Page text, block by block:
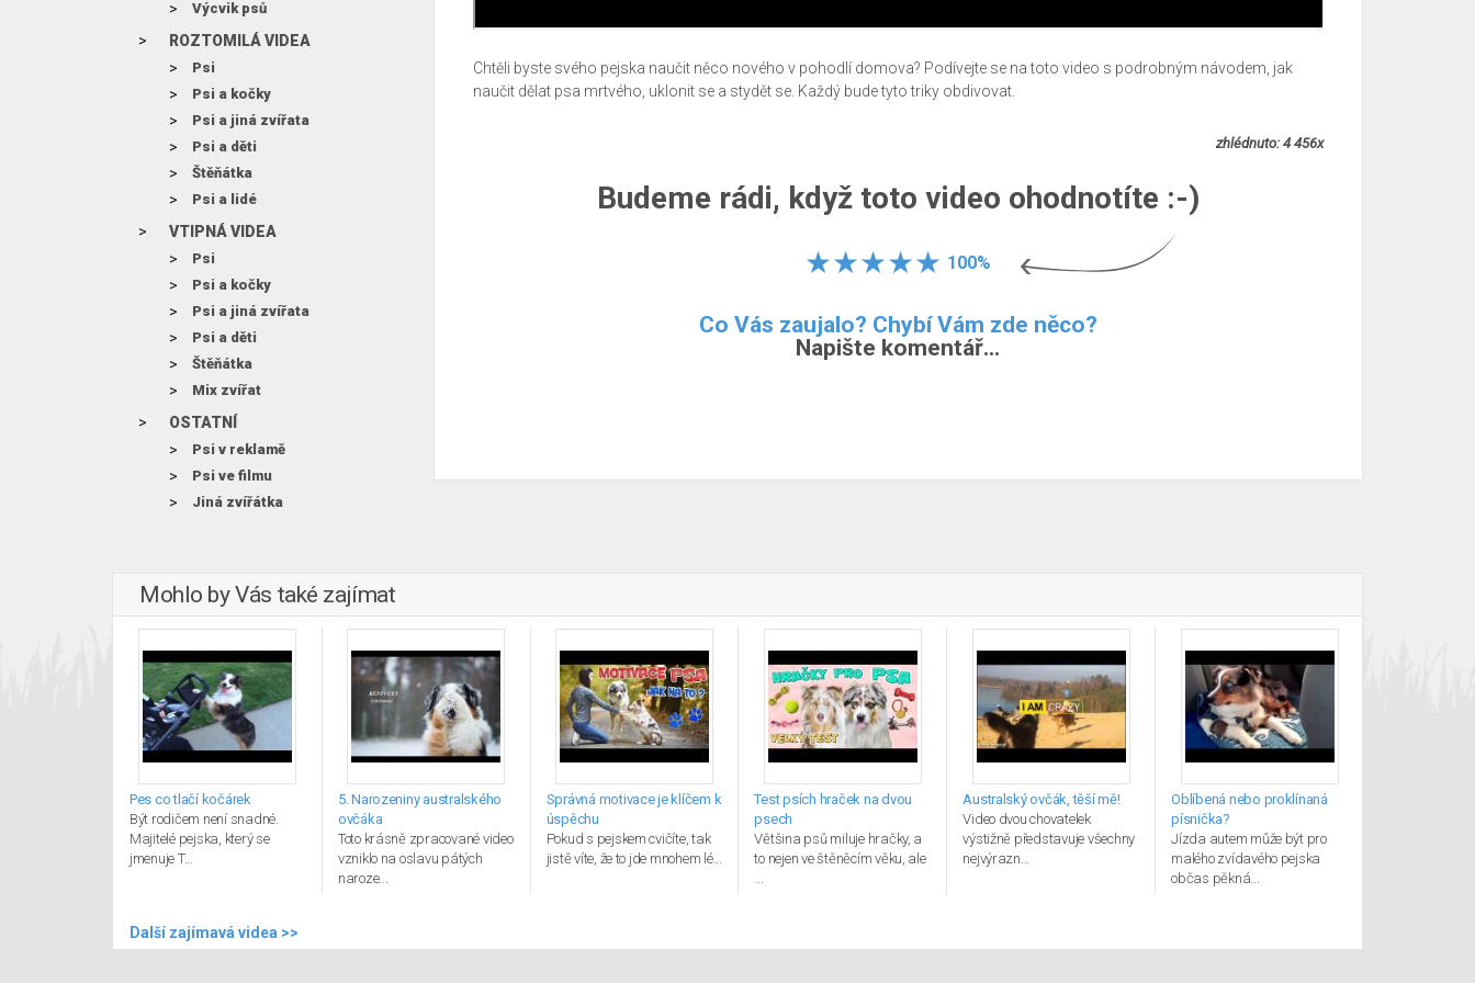
Výcvik psů
ROZTOMILÁ VIDEA
Psi
Psi a kočky
Psi a jiná zvířata
Psi a děti
Štěňátka
Psi a lidé
VTIPNÁ VIDEA
Psi
Psi a kočky
Psi a jiná zvířata
Psi a děti
Štěňátka
Mix zvířat
OSTATNÍ
Psi v reklamě
Psi ve filmu
Jiná zvířátka
Chtěli byste svého pejska naučit něco nového v pohodlí domova? Podívejte se na toto video s podrobným návodem, jak
naučit dělat psa mrtvého, uklonit se a stydět se. Každý bude tyto triky obdivovat.
zhlédnuto: 4 456x
Budeme rádi, když toto video ohodnotíte :-)
100%
Co Vás zaujalo? Chybí Vám zde něco?
Napište komentář...
Mohlo by Vás také zajímat
Pes co tlačí kočárek
Být rodičem není snadné.
Majitelé pejska, který se
jmenuje T...
5. Narozeniny australského
ovčáka
Toto krásně zpracované video
vzniklo na oslavu pátých
naroze...
Správná motivace je klíčem k
úspěchu
Pokud s pejskem cvičíte, tak
jistě víte, že to jde mnohem lé...
Test psích hraček na dvou
psech
Většina psů miluje hračky, a
to nejen ve štěněcím věku, ale
...
Australský ovčák, těší mě!
Video dvou chovatelek
výstižně představuje všechny
nejvýrazn...
Oblíbená nebo proklínaná
písnička?
Jízda autem může být pro
malého zvídavého pejska
občas pěkná...
Další zajímavá videa >>